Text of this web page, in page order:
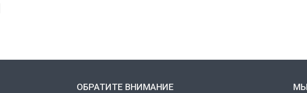
ОБРАТИТЕ ВНИМАНИЕ